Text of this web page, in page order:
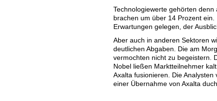
Technologiewerte gehörten
brachen um über 14 Prozent
Erwartungen gelegen, der
Aber auch in anderen Sektoren
deutlichen Abgaben. Die am
vermochten nicht zu begeistern.
Nobel ließen Marktteilnehmer
Axalta fusionieren. Die
einer Übernahme von Axalta